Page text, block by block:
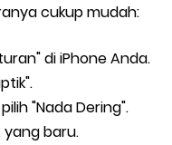
cukup mudah:
di iPhone Anda.
"Nada Dering".
yang baru.